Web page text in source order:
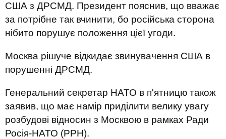
США з ДРСМД. Президент пояснив, що вважає
за потрібне так вчинити, бо російська сторона
нібито порушує положення цієї угоди.
Москва рішуче відкидає звинувачення США в
порушенні ДРСМД.
Генеральний секретар НАТО в п'ятницю також
заявив, що має намір приділити велику увагу
розбудові відносин з Москвою в рамках Ради
Росія-НАТО (РРН).